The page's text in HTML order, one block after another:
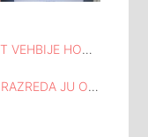
ODRŽAN SOLISTIČKI KONCERT VEHBIJE HODŽIĆA / HARMONIKA U ATELJEU “ISMET MUJEZINOVIĆ”
GALERIJI PORTRETA TUZLA